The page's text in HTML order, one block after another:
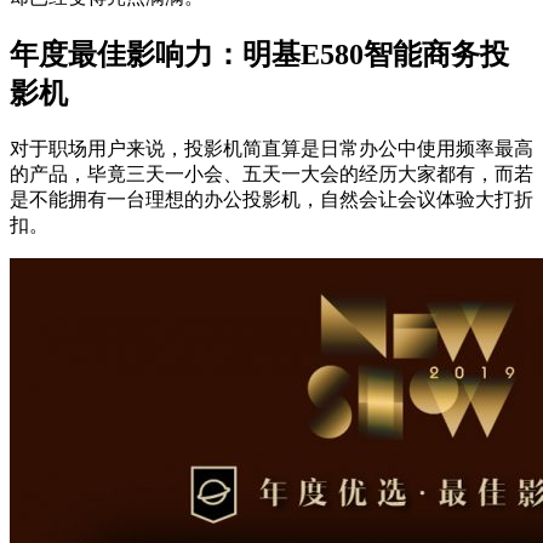
年度最佳影响力：明基E580智能商务投
影机
对于职场用户来说，投影机简直算是日常办公中使用频率最高
的产品，毕竟三天一小会、五天一大会的经历大家都有，而若
是不能拥有一台理想的办公投影机，自然会让会议体验大打折
扣。